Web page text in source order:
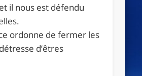
il nous est défendu
ordonne de fermer les
d’êtres